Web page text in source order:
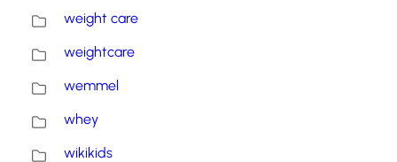
weight care
weightcare
wemmel
whey
wikikids